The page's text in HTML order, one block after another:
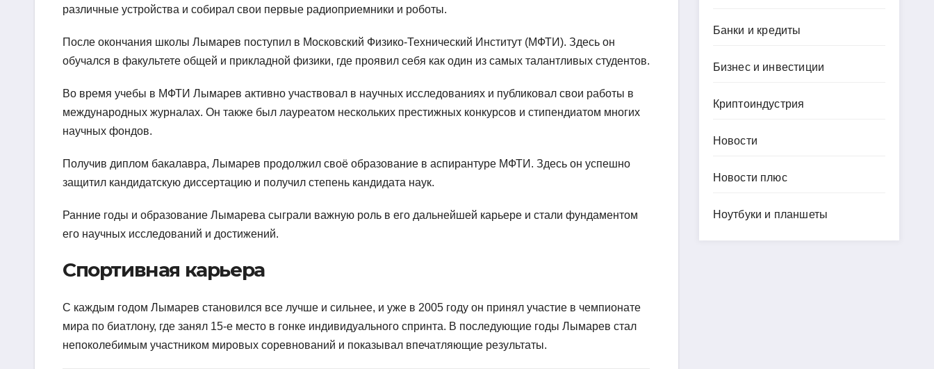
различные устройства и собирал свои первые радиоприемники и роботы.
После окончания школы Лымарев поступил в Московский Физико-Технический Институт (МФТИ). Здесь он
обучался в факультете общей и прикладной физики, где проявил себя как один из самых талантливых студентов.
Во время учебы в МФТИ Лымарев активно участвовал в научных исследованиях и публиковал свои работы в
международных журналах. Он также был лауреатом нескольких престижных конкурсов и стипендиатом многих
научных фондов.
Получив диплом бакалавра, Лымарев продолжил своё образование в аспирантуре МФТИ. Здесь он успешно
защитил кандидатскую диссертацию и получил степень кандидата наук.
Ранние годы и образование Лымарева сыграли важную роль в его дальнейшей карьере и стали фундаментом
его научных исследований и достижений.
Спортивная карьера
С каждым годом Лымарев становился все лучше и сильнее, и уже в 2005 году он принял участие в чемпионате
мира по биатлону, где занял 15-е место в гонке индивидуального спринта. В последующие годы Лымарев стал
непоколебимым участником мировых соревнований и показывал впечатляющие результаты.
Банки и кредиты
Бизнес и инвестиции
Криптоиндустрия
Новости
Новости плюс
Ноутбуки и планшеты